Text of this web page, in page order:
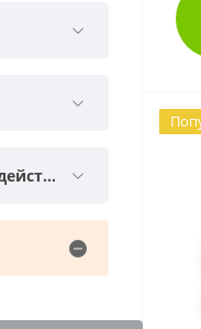
Содержание действующего вещества